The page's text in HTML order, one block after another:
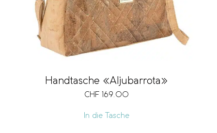
Handtasche «Aljubarrota»
CHF 169.00
In die Tasche